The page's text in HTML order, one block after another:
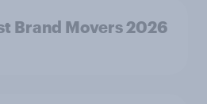
Brand Movers 2026